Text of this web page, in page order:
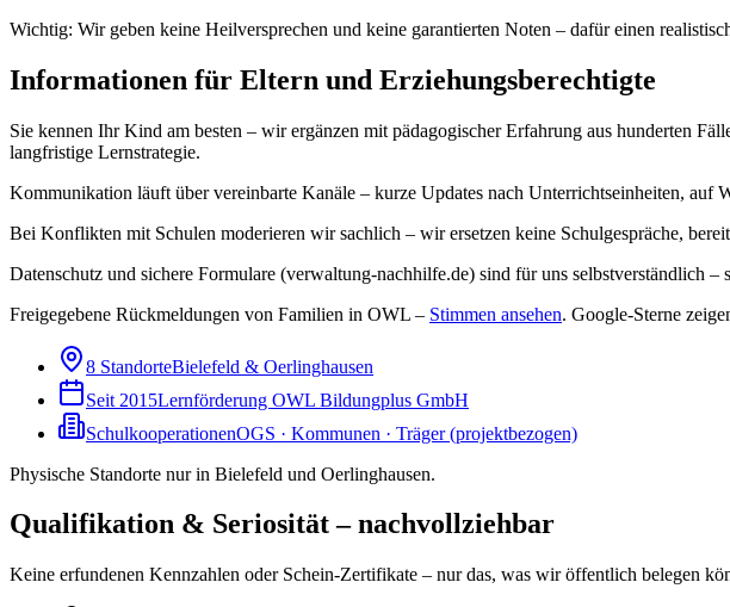
Wichtig: Wir geben keine Heilversprechen und keine garantierten Noten – dafür einen
Informationen für Eltern und Erziehungsberechtigte
Sie kennen Ihr Kind am besten – wir ergänzen mit pädagogischer Erfahrung aus hunderten
langfristige Lernstrategie.
Kommunikation läuft über vereinbarte Kanäle – kurze Updates nach Unterrichtseinheiten, auf
Bei Konflikten mit Schulen moderieren wir sachlich – wir ersetzen keine Schulgespräche,
Datenschutz und sichere Formulare (verwaltung-nachhilfe.de) sind für uns selbstverständlich
Freigegebene Rückmeldungen von Familien in OWL – Stimmen ansehen. Google-Sterne
8 StandorteBielefeld & Oerlinghausen
Seit 2015Lernförderung OWL Bildungplus GmbH
SchulkooperationenOGS · Kommunen · Träger (projektbezogen)
Physische Standorte nur in Bielefeld und Oerlinghausen.
Qualifikation & Seriosität – nachvollziehbar
Keine erfundenen Kennzahlen oder Schein-Zertifikate – nur das, was wir öffentlich belegen